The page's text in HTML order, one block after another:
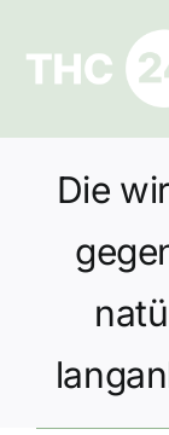
springen
Ratgeber
Datenschutz
Impressum
Die